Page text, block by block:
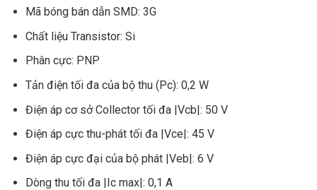
Mã bóng bán dẫn SMD: 3G
Chất liệu Transistor: Si
Phân cực: PNP
Tản điện tối đa của bộ thu (Pc): 0,2 W
Điện áp cơ sở Collector tối đa |Vcb|: 50 V
Điện áp cực thu-phát tối đa |Vce|: 45 V
Điện áp cực đại của bộ phát |Veb|: 6 V
Dòng thu tối đa |Ic max|: 0,1 A